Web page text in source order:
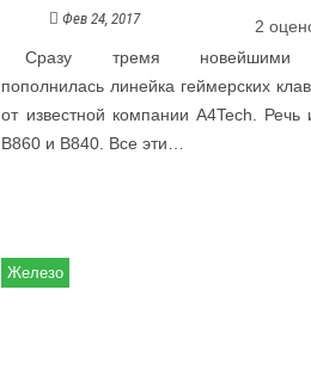
2
Фев 24, 2017
Сразу тремя новейшими
пополнилась линейка геймерских
от известной компании A4Tech. Речь
B860 и B840. Все эти…
Железо